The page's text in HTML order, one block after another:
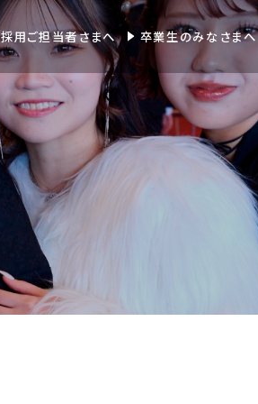
採用ご担当者さまへ 卒業生のみなさまへ